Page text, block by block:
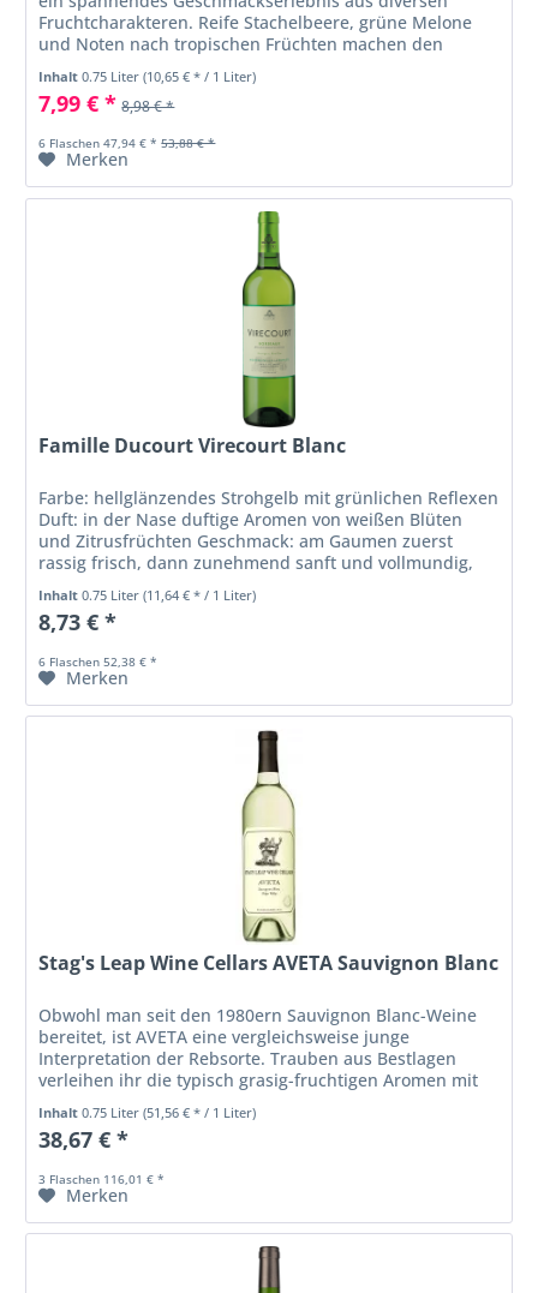
Fruchtcharakteren. Reife Stachelbeere, grüne Melone
und Noten nach tropischen Früchten machen den
Buiten Blanc zu einem vielseitigen...
Inhalt0.75 Liter(10,65 € * / 1 Liter)
7,99 € * 8,98 € *
6 Flaschen 47,94 € * 53,88 € *
Merken
Famille Ducourt Virecourt Blanc
Farbe: hellglänzendes Strohgelb mit grünlichen Reflexen
Duft: in der Nase duftige Aromen von weißen Blüten
und Zitrusfrüchten Geschmack: am Gaumen zuerst
rassig frisch, dann zunehmend sanft und vollmundig,
Inhalt0.75 Liter(11,64 € * / 1 Liter)
8,73 € *
6 Flaschen 52,38 € *
Merken
Stag's Leap Wine Cellars AVETA Sauvignon Blanc
Obwohl man seit den 1980ern Sauvignon Blanc-Weine
bereitet, ist AVETA eine vergleichsweise junge
Interpretation der Rebsorte. Trauben aus Bestlagen
verleihen ihr die typisch grasig-fruchtigen Aromen mit
feinmineralischer Frische im Finale.
Inhalt0.75 Liter(51,56 € * / 1 Liter)
38,67 € *
3 Flaschen 116,01 € *
Merken